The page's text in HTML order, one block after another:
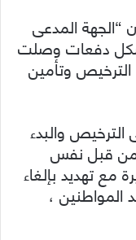
المدعى
شكل دفعات وصلت
الترخيص وتأمين
والبدء
من قبل نفس
4 ملايين ليرة مع تهديد بإلغاء
،